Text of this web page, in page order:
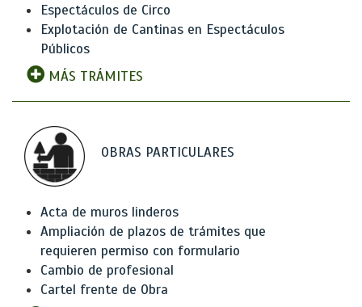
Espectáculos de Circo
Explotación de Cantinas en Espectáculos
Públicos
MÁS TRÁMITES
OBRAS PARTICULARES
Acta de muros linderos
Ampliación de plazos de trámites que
requieren permiso con formulario
Cambio de profesional
Cartel frente de Obra